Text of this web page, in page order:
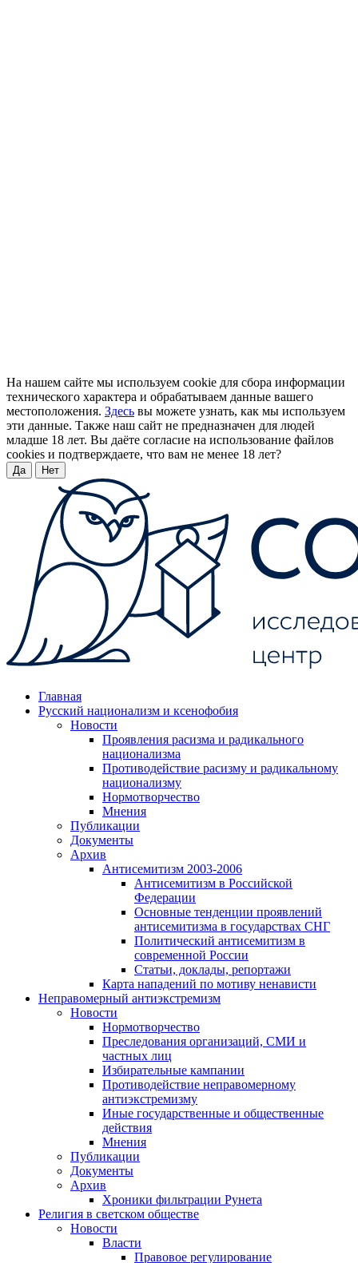
На нашем сайте мы используем cookie для сбора информации
технического характера и обрабатываем данные вашего
местоположения. Здесь вы можете узнать, как мы используем
эти данные. Также наш сайт не предназначен для людей
младше 18 лет. Вы даёте согласие на использование файлов
cookies и подтверждаете, что вам не менее 18 лет?
Да Нет
Главная
Русский национализм и ксенофобия
Новости
Проявления расизма и радикального
национализма
Противодействие расизму и радикальному
национализму
Нормотворчество
Мнения
Публикации
Документы
Архив
Антисемитизм 2003-2006
Антисемитизм в Российской
Федерации
Основные тенденции проявлений
антисемитизма в государствах СНГ
Политический антисемитизм в
современной России
Статьи, доклады, репортажи
Карта нападений по мотиву ненависти
Неправомерный антиэкстремизм
Новости
Нормотворчество
Преследования организаций, СМИ и
частных лиц
Избирательные кампании
Противодействие неправомерному
антиэкстремизму
Иные государственные и общественные
действия
Мнения
Публикации
Документы
Архив
Хроники фильтрации Рунета
Религия в светском обществе
Новости
Власти
Правовое регулирование